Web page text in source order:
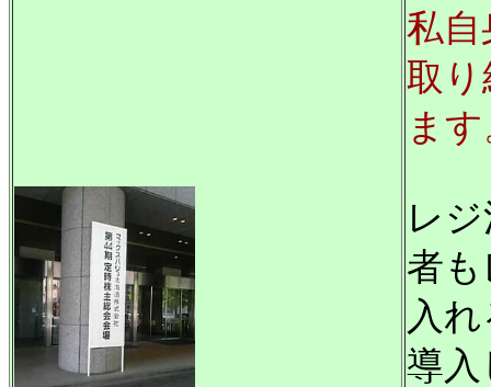
私
取
ま
レ
者
入
導